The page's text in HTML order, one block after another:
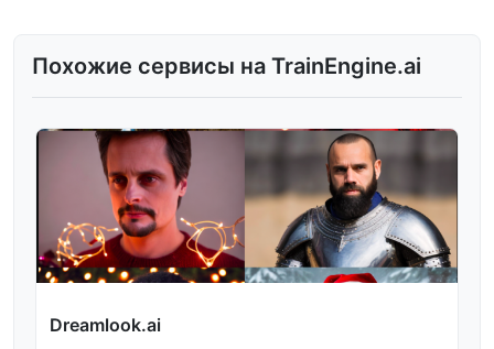
Похожие сервисы на TrainEngine.ai
Dreamlook.ai